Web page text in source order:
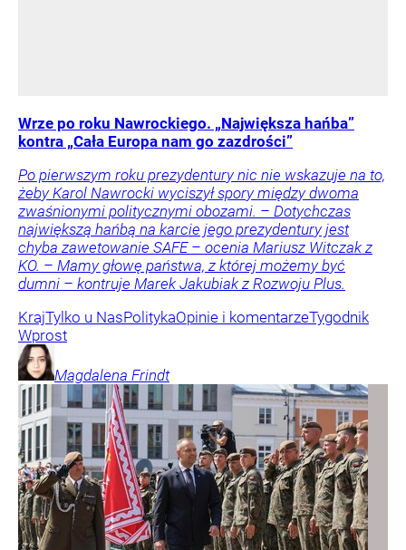
Wrze po roku Nawrockiego. „Największa hańba”
kontra „Cała Europa nam go zazdrości”
Po pierwszym roku prezydentury nic nie wskazuje na to,
żeby Karol Nawrocki wyciszył spory między dwoma
zwaśnionymi politycznymi obozami. – Dotychczas
największą hańbą na karcie jego prezydentury jest
chyba zawetowanie SAFE – ocenia Mariusz Witczak z
KO. – Mamy głowę państwa, z której możemy być
dumni – kontruje Marek Jakubiak z Rozwoju Plus.
KrajTylko u NasPolitykaOpinie i komentarzeTygodnik
Wprost
Magdalena Frindt